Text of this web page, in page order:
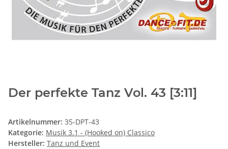
Der perfekte Tanz Vol. 43 [3:11]
Artikelnummer: 35-DPT-43
Kategorie: Musik 3.1 - (Hooked on) Classico
Hersteller: Tanz und Event